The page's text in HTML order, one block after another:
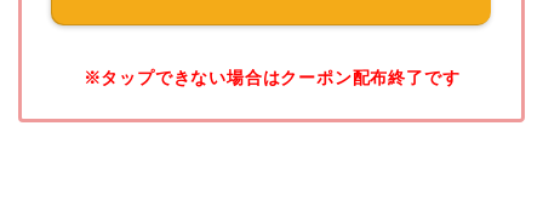
※タップできない場合はクーポン配布終了です